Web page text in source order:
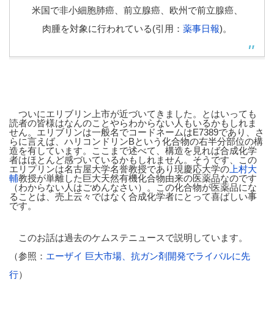
米国で非小細胞肺癌、前立腺癌、欧州で前立腺癌、
肉腫を対象に行われている(引用： 薬事日報)。
ついにエリブリン上市が近づいてきました。とはいっても
読者の皆様はなんのことやらわからない人もいるかもしれま
せん。エリブリンは一般名でコードネームはE7389であり、さ
らに言えば、ハリコンドリンBという化合物の右半分部位の構
造を有しています。ここまで述べて、構造を見れば合成化学
者はほとんど感づいているかもしれません。そうです、この
エリプリンは名古屋大学名誉教授であり現慶応大学の上村大
輔教授が単離した巨大天然有機化合物由来の医薬品なのです
（わからない人はごめんなさい）。この化合物が医薬品にな
ることは、売上云々ではなく合成化学者にとって喜ばしい事
です。
このお話は過去のケムステニュースで説明しています。
（参照： エーザイ 巨大市場、抗ガン剤開発でライバルに先
行）